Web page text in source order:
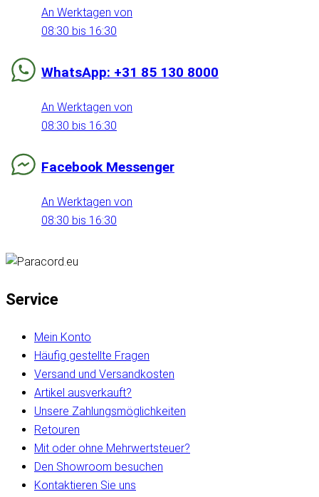
An Werktagen von
08:30 bis 16:30
WhatsApp: +31 85 130 8000
An Werktagen von
08:30 bis 16:30
Facebook Messenger
An Werktagen von
08:30 bis 16:30
Service
Mein Konto
Häufig gestellte Fragen
Versand und Versandkosten
Artikel ausverkauft?
Unsere Zahlungsmöglichkeiten
Retouren
Mit oder ohne Mehrwertsteuer?
Den Showroom besuchen
Kontaktieren Sie uns